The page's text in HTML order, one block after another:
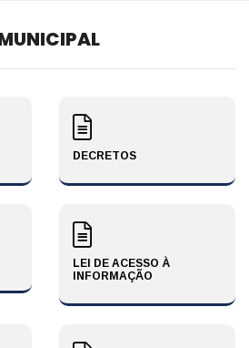
DECRETOS
LEI DE ACESSO À
INFORMAÇÃO